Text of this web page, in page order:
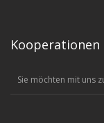
Kooperationen
Sie möchten mit uns